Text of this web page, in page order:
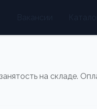
на складе.